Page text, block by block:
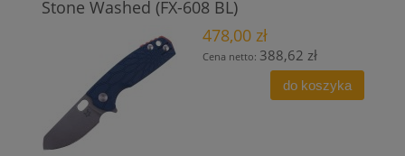
Stone Washed (FX-608 BL)
478,00 zł
Cena netto: 388,62 zł
do koszyka